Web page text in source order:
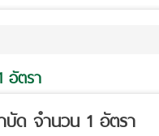
อัตรา
บัด จำนวน 1 อัตรา